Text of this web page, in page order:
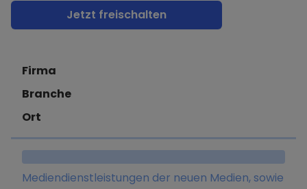
Jetzt freischalten
Firma
Branche
Ort
Mediendienstleistungen der neuen Medien, sowie